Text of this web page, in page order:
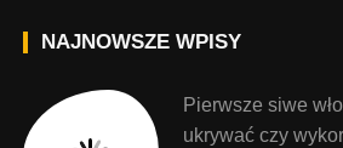
NAJNOWSZE WPISY
Pierwsze siwe
ukrywać czy